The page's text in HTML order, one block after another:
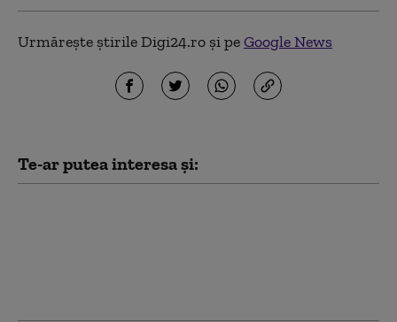
Urmărește știrile Digi24.ro și peGoogle News
Te-ar putea interesa și: